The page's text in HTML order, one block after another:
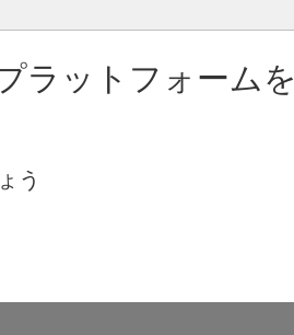
ラットフォームを
う